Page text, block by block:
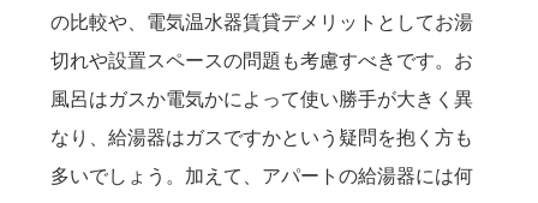
の比較や、電気温水器賃貸デメリットとしてお湯
切れや設置スペースの問題も考慮すべきです。お
風呂はガスか電気かによって使い勝手が大きく異
なり、給湯器はガスですかという疑問を抱く方も
多いでしょう。加えて、アパートの給湯器には何